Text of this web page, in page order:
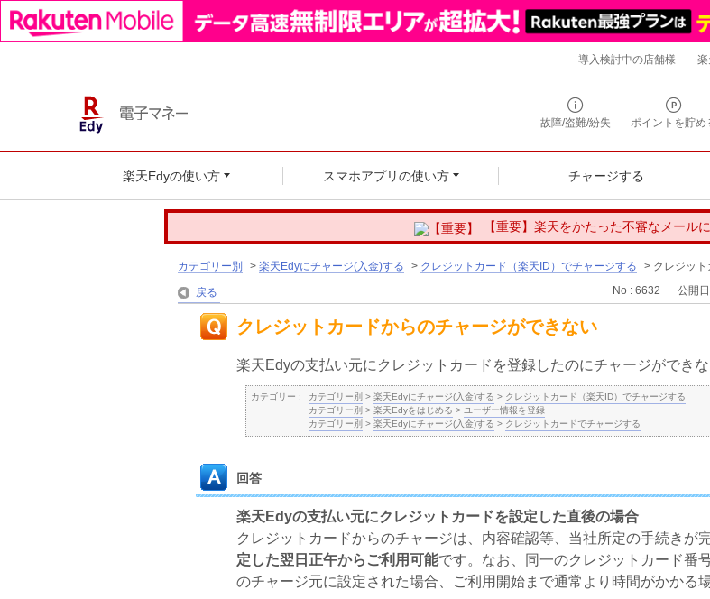
故障/盗難/紛失 ポイントを貯め
楽天Edyの使い方 スマホアプリの使い方 チャージする
導入検討中の店舗様 楽
【重要】楽天をかたった不審なメール
カテゴリー別 > 楽天Edyにチャージ(入金)する > クレジットカード（楽天ID）でチャージする > クレジッ
戻る No : 6632 公開
クレジットカードからのチャージができない
楽天Edyの支払い元にクレジットカードを登録したのにチャージができ
カテゴリー : カテゴリー別 > 楽天Edyにチャージ(入金)する > クレジットカード（楽天ID）でチャージする
カテゴリー別 > 楽天Edyをはじめる > ユーザー情報を登録
カテゴリー別 > 楽天Edyにチャージ(入金)する > クレジットカードでチャージする
回答
楽天Edyの支払い元にクレジットカードを設定した直後の場合
クレジットカードからのチャージは、内容確認等、当社所定の手続きが
定した翌日正午からご利用可能です。なお、同一のクレジットカード番
のチャージ元に設定された場合、ご利用開始まで通常より時間がかかる